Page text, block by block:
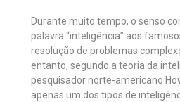
Durante muito tempo, o senso
palavra “inteligência” aos
resolução de problemas
entanto, segundo a teoria da
pesquisador norte-americano
apenas um dos tipos de